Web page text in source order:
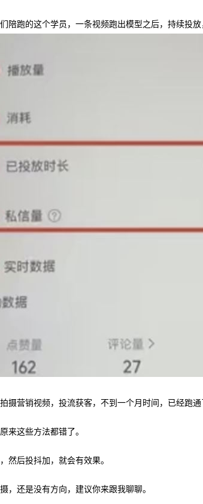
陪跑的这个学员，一条视频跑出模型之后，持续投
营销视频，投流获客，不到一个月时间，已经跑通
来这些方法都错了。
然后投抖加，就会有效果。
，还是没有方向，建议你来跟我聊聊。